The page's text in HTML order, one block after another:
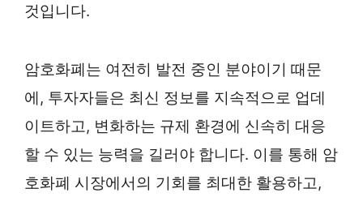
것입니다.
암호화폐는 여전히 발전 중인 분야이기 때문
에, 투자자들은 최신 정보를 지속적으로 업데
이트하고, 변화하는 규제 환경에 신속히 대응
할 수 있는 능력을 길러야 합니다. 이를 통해 암
호화폐 시장에서의 기회를 최대한 활용하고,